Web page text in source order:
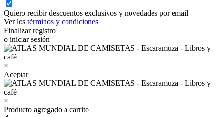
Quiero recibir descuentos exclusivos y novedades por email
Ver los términos y condiciones
Finalizar registro
o iniciar sesión
×
Aceptar
×
Producto agregado a carrito